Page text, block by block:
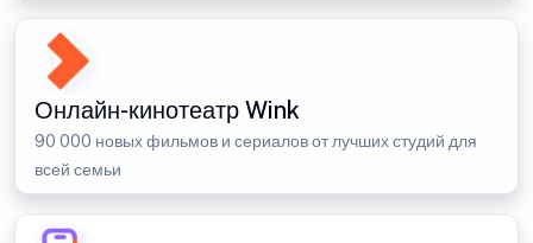
Онлайн-кинотеатр Wink
90 000 новых фильмов и сериалов от лучших студий для
всей семьи